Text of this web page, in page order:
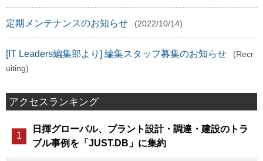
定期メンテナンスのお知らせ (2022/10/14)
[IT Leaders編集部より] 編集スタッフ募集のお知らせ
(Recr
uiting)
アクセスランキング
日揮グローバル、プラント設計・調達・建設のトラ
ブル事例を「JUST.DB」に集約